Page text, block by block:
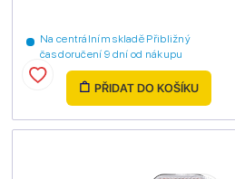
Na centrálním skladě Přibližný
čas doručení 9 dní od nákupu
PŘIDAT DO KOŠÍKU